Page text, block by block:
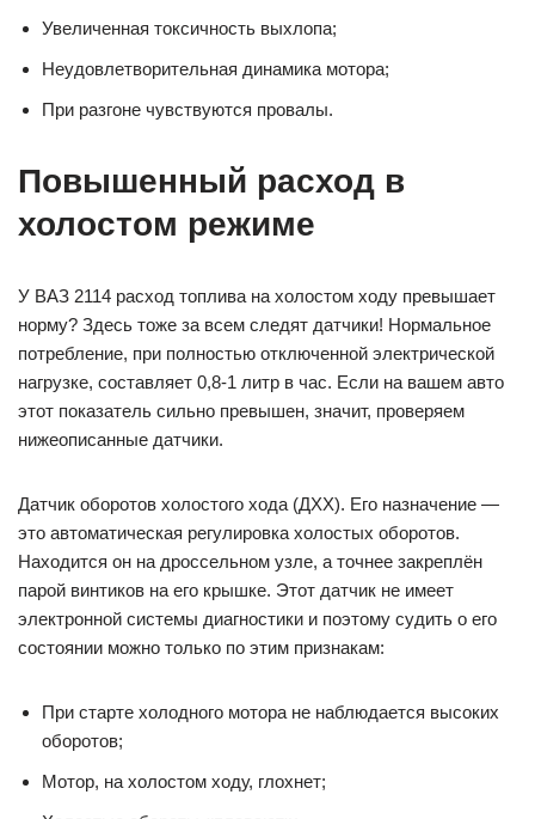
Увеличенная токсичность выхлопа;
Неудовлетворительная динамика мотора;
При разгоне чувствуются провалы.
Повышенный расход в
холостом режиме
У ВАЗ 2114 расход топлива на холостом ходу превышает
норму? Здесь тоже за всем следят датчики! Нормальное
потребление, при полностью отключенной электрической
нагрузке, составляет 0,8-1 литр в час. Если на вашем авто
этот показатель сильно превышен, значит, проверяем
нижеописанные датчики.
Датчик оборотов холостого хода (ДХХ). Его назначение —
это автоматическая регулировка холостых оборотов.
Находится он на дроссельном узле, а точнее закреплён
парой винтиков на его крышке. Этот датчик не имеет
электронной системы диагностики и поэтому судить о его
состоянии можно только по этим признакам:
При старте холодного мотора не наблюдается высоких
оборотов;
Мотор, на холостом ходу, глохнет;